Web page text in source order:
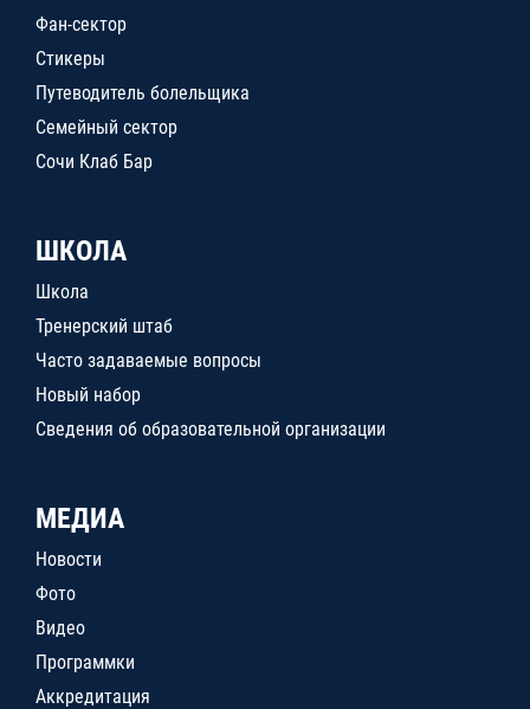
Фан-сектор
Стикеры
Путеводитель болельщика
Семейный сектор
Сочи Клаб Бар
ШКОЛА
Школа
Тренерский штаб
Часто задаваемые вопросы
Новый набор
Сведения об образовательной организации
МЕДИА
Новости
Фото
Видео
Программки
Аккредитация